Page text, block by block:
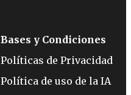
Bases y Condiciones
Políticas de Privacidad
Política de uso de la IA